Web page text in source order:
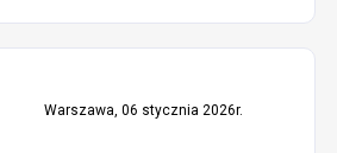
Warszawa, 06 stycznia 2026r.